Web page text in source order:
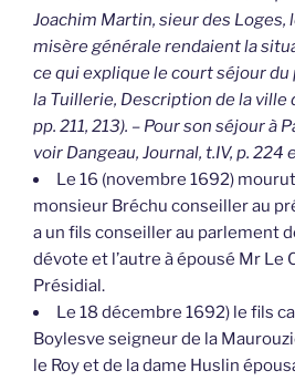
Joachim Martin, sieur des Loges,
misère générale rendaient la
ce qui explique le court séjour du
la Tuillerie, Description de la ville
pp. 211, 213). – Pour son séjour à
voir Dangeau, Journal, t.IV, p. 224
Le 16 (novembre 1692)
monsieur Bréchu conseiller au
a un fils conseiller au parlement
dévote et l’autre à épousé Mr Le
Présidial.
Le 18 décembre 1692) le fils
Boylesve seigneur de la
le Roy et de la dame Huslin